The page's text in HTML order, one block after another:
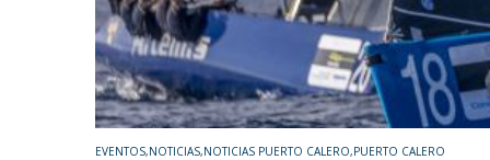
EVENTOS,NOTICIAS,NOTICIAS PUERTO CALERO,PUERTO CALERO